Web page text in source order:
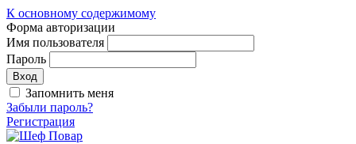
К основному содержимому
Форма авторизации
Имя пользователя
Пароль
Запомнить меня
Забыли пароль?
Регистрация